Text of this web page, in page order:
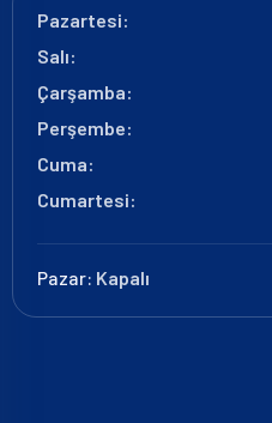
Pazartesi:
Salı:
Çarşamba:
Perşembe:
Cuma:
Cumartesi:
Pazar: Kapalı